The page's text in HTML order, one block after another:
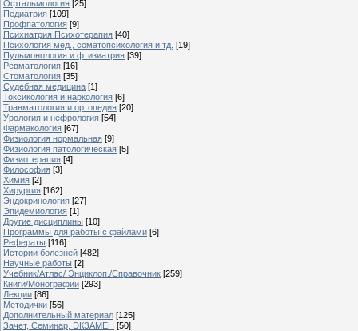
Офтальмология [25]
Педиатрия [109]
Профпатология [9]
Психиатрия Психотерапия [40]
Психология мед., соматопсихология и тд. [19]
Пульмонология и фтизиатрия [39]
Ревматология [16]
Стоматология [35]
Судебная медицина [1]
Токсикология и наркология [6]
Травматология и ортопедия [20]
Урология и нефрология [54]
Фармакология [67]
Физиология нормальная [9]
Физиология патологическая [5]
Физиотерапия [4]
Философия [3]
Химия [2]
Хирургия [162]
Эндокринология [27]
Эпидемиология [1]
Другие дисциплины [10]
Программы для работы с файлами [6]
Рефераты [116]
Истории болезней [482]
Научные работы [2]
Учебник/Атлас/ Энциклоп./Справочник [259]
Книги/Монографии [293]
Лекции [86]
Методички [56]
Дополнительный материал [125]
Зачет, Семинар, ЭКЗАМЕН [50]